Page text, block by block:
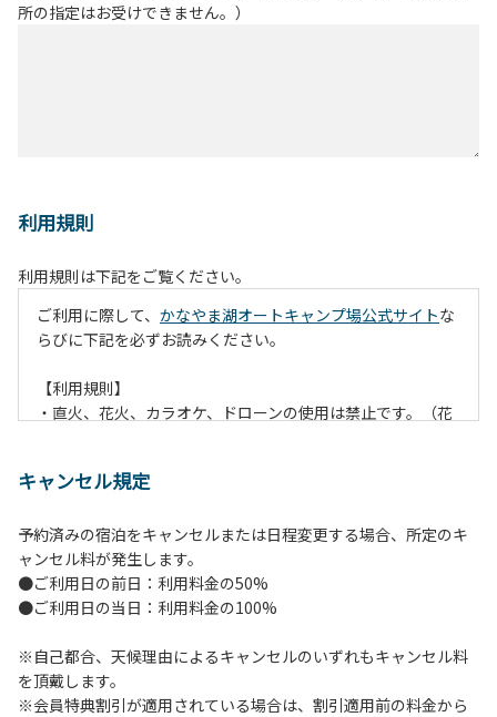
所の指定はお受けできません。）
利用規則
利用規則は下記をご覧ください。
ご利用に際して、 かなやま湖オートキャンプ場公式サイトな
らびに下記を必ずお読みください。
【利用規則】
・直火、花火、カラオケ、ドローンの使用は禁止です。（花
て芝生が焼けないようご注意ください。
炭火、薪の燃え残ったものについては、灰・残り火入れに投
棄してください。
・ペットをお連れのお客様は、マナーに十分気をつけてくだ
さい。他のお客様の迷惑になりますと、退場していただきま
・電源は各サイトにありますのでご利用ください。ただし、
発電機等は使用できません。
・キャンプサイトでは、車のエンジンを停止してください。
キャンセル規定
予約済みの宿泊をキャンセルまたは日程変更する場合、所定のキ
ャンセル料が発生します。
●ご利用日の前日：利用料金の50%
●ご利用日の当日：利用料金の100%
※自己都合、天候理由によるキャンセルのいずれもキャンセル料
を頂戴します。
※会員特典割引が適用されている場合は、割引適用前の料金から